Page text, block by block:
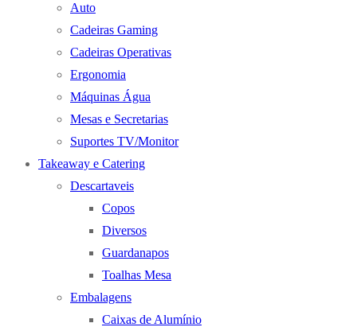
Auto
Cadeiras Gaming
Cadeiras Operativas
Ergonomia
Máquinas Água
Mesas e Secretarias
Suportes TV/Monitor
Takeaway e Catering
Descartaveis
Copos
Diversos
Guardanapos
Toalhas Mesa
Embalagens
Caixas de Alumínio